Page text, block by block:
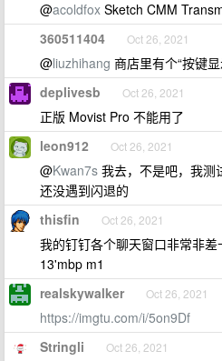
@acoldfox Sketch CMM
360511404 Oct 26, 2021
@liuzhihang 商店里有个“按键
deplivesb Oct 26, 2021
正版 Movist Pro 不能用了
leon912 Oct 26, 2021
@Kwan7s 我去，不是吧，我测
还没遇到闪退的
thisfin Oct 26, 2021
我的钉钉各个聊天窗口非常非
13'mbp m1
realskywalker Oct 26, 2021
https://imgtu.com/i/5on9Df
Stringli Oct 26, 2021